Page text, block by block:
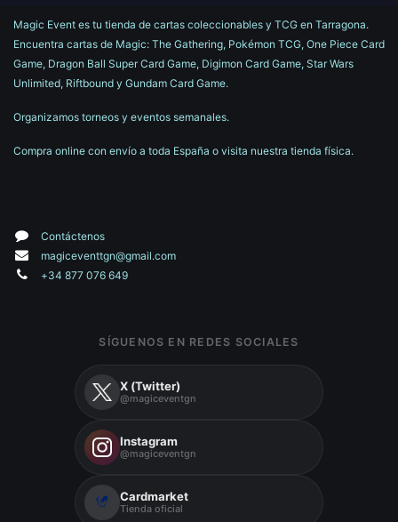
Magic Event es tu tienda de cartas coleccionables y TCG en Tarragona.
Encuentra cartas de Magic: The Gathering, Pokémon TCG, One Piece Card
Game, Dragon Ball Super Card Game, Digimon Card Game, Star Wars
Unlimited, Riftbound y Gundam Card Game.
Organizamos torneos y eventos semanales.
Compra online con envío a toda España o visita nuestra tienda física.
Contáctenos
magiceventtgn@gmail.com
+34 877 076 649
SÍGUENOS EN REDES SOCIALES
X (Twitter)
@magiceventgn
Instagram
@magiceventgn
Cardmarket
Tienda oficial